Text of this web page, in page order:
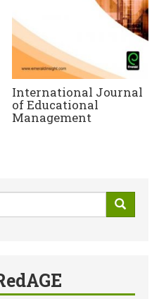
International Journal
of Educational
Management